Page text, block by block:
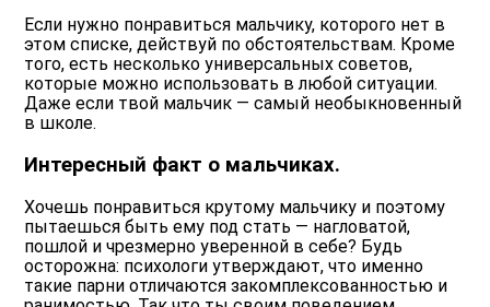
Если нужно понравиться мальчику, которого нет в
этом списке, действуй по обстоятельствам. Кроме
того, есть несколько универсальных советов,
которые можно использовать в любой ситуации.
Даже если твой мальчик — самый необыкновенный
в школе.
Интересный факт о мальчиках.
Хочешь понравиться крутому мальчику и поэтому
пытаешься быть ему под стать — нагловатой,
пошлой и чрезмерно уверенной в себе? Будь
осторожна: психологи утверждают, что именно
такие парни отличаются закомплексованностью и